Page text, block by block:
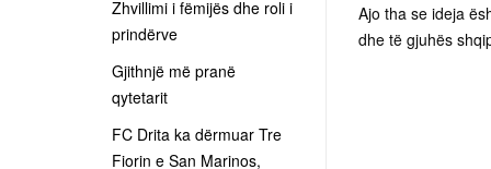
Ajo tha se ideja
dhe të gjuhës
Zhvillimi i fëmijës dhe roli i
prindërve
Gjithnjë më pranë
qytetarit
FC Drita ka dërmuar Tre
Fiorin e San Marinos,